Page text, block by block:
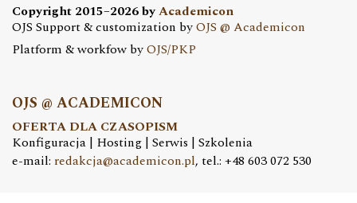
Copyright 2015–2026 byAcademicon
OJS Support & customization byOJS @ Academicon
Platform & workfow byOJS/PKP
OJS @ ACADEMICON
OFERTA DLA CZASOPISM
Konfiguracja | Hosting | Serwis | Szkolenia
e-mail: redakcja@academicon.pl, tel.: +48 603 072 530